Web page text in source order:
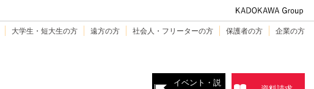
大学生・短大生の方 遠方の方 社会人・フリーターの方 保護者の方 企業の方
イベント・説